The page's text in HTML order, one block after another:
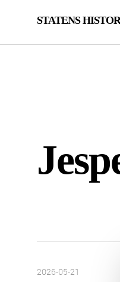
STATENS
Inlägget publicerades:
2026-05-21